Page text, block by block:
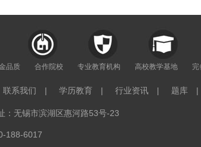
品质 合作院校 专业教育机构 高校教学基地 完
联系我们 | 学历教育 | 行业资讯 | 题库 |
：无锡市滨湖区惠河路53号-23
188-6017